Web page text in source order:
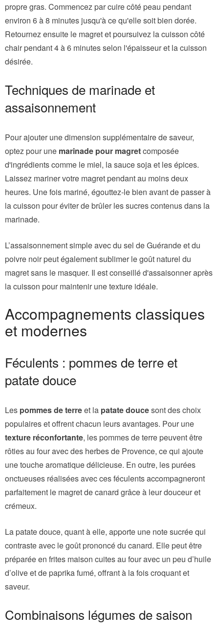
propre gras. Commencez par cuire côté peau pendant
environ 6 à 8 minutes jusqu'à ce qu'elle soit bien dorée.
Retournez ensuite le magret et poursuivez la cuisson côté
chair pendant 4 à 6 minutes selon l'épaisseur et la cuisson
désirée.
Techniques de marinade et
assaisonnement
Pour ajouter une dimension supplémentaire de saveur,
optez pour une marinade pour magretcomposée
d'ingrédients comme le miel, la sauce soja et les épices.
Laissez mariner votre magret pendant au moins deux
heures. Une fois mariné, égouttez-le bien avant de passer à
la cuisson pour éviter de brûler les sucres contenus dans la
marinade.
L’assaisonnement simple avec du sel de Guérande et du
poivre noir peut également sublimer le goût naturel du
magret sans le masquer. Il est conseillé d'assaisonner après
la cuisson pour maintenir une texture idéale.
Accompagnements classiques
et modernes
Féculents : pommes de terre et
patate douce
Les pommes de terreet la patate doucesont des choix
populaires et offrent chacun leurs avantages. Pour une
texture réconfortante, les pommes de terre peuvent être
rôties au four avec des herbes de Provence, ce qui ajoute
une touche aromatique délicieuse. En outre, les purées
onctueuses réalisées avec ces féculents accompagneront
parfaitement le magret de canard grâce à leur douceur et
crémeux.
La patate douce, quant à elle, apporte une note sucrée qui
contraste avec le goût prononcé du canard. Elle peut être
préparée en frites maison cuites au four avec un peu d’huile
d’olive et de paprika fumé, offrant à la fois croquant et
saveur.
Combinaisons légumes de saison